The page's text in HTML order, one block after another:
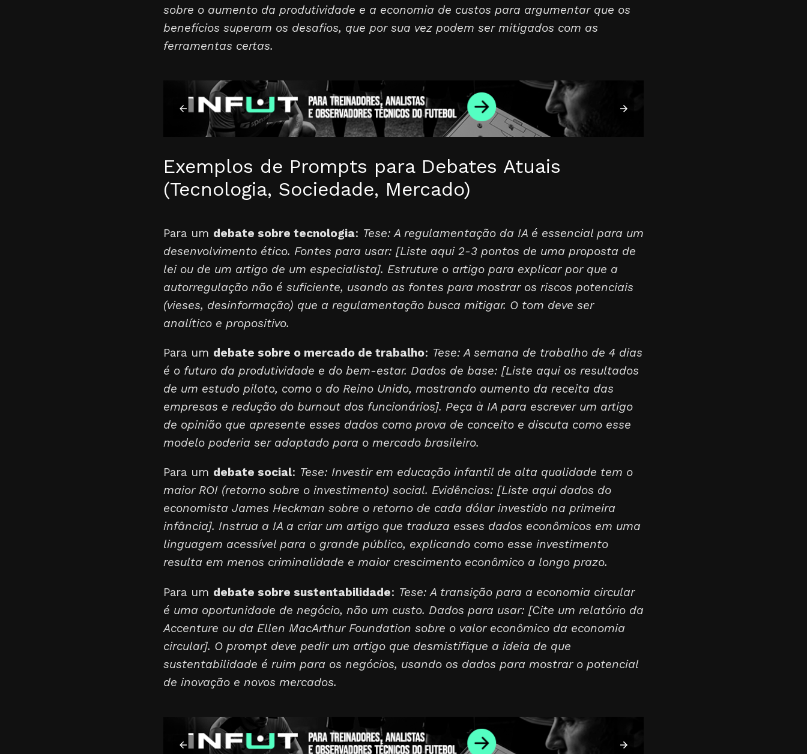
sobre o aumento da produtividade e a economia de custos para argumentar que os
benefícios superam os desafios, que por sua vez podem ser mitigados com as
ferramentas certas.
Exemplos de Prompts para Debates Atuais
(Tecnologia, Sociedade, Mercado)
Para um debate sobre tecnologia: Tese: A regulamentação da IA é essencial para um
desenvolvimento ético. Fontes para usar: [Liste aqui 2-3 pontos de uma proposta de
lei ou de um artigo de um especialista]. Estruture o artigo para explicar por que a
autorregulação não é suficiente, usando as fontes para mostrar os riscos potenciais
(vieses, desinformação) que a regulamentação busca mitigar. O tom deve ser
analítico e propositivo.
Para um debate sobre o mercado de trabalho: Tese: A semana de trabalho de 4 dias
é o futuro da produtividade e do bem-estar. Dados de base: [Liste aqui os resultados
de um estudo piloto, como o do Reino Unido, mostrando aumento da receita das
empresas e redução do burnout dos funcionários]. Peça à IA para escrever um artigo
de opinião que apresente esses dados como prova de conceito e discuta como esse
modelo poderia ser adaptado para o mercado brasileiro.
Para um debate social: Tese: Investir em educação infantil de alta qualidade tem o
maior ROI (retorno sobre o investimento) social. Evidências: [Liste aqui dados do
economista James Heckman sobre o retorno de cada dólar investido na primeira
infância]. Instrua a IA a criar um artigo que traduza esses dados econômicos em uma
linguagem acessível para o grande público, explicando como esse investimento
resulta em menos criminalidade e maior crescimento econômico a longo prazo.
Para um debate sobre sustentabilidade: Tese: A transição para a economia circular
é uma oportunidade de negócio, não um custo. Dados para usar: [Cite um relatório da
Accenture ou da Ellen MacArthur Foundation sobre o valor econômico da economia
circular]. O prompt deve pedir um artigo que desmistifique a ideia de que
sustentabilidade é ruim para os negócios, usando os dados para mostrar o potencial
de inovação e novos mercados.